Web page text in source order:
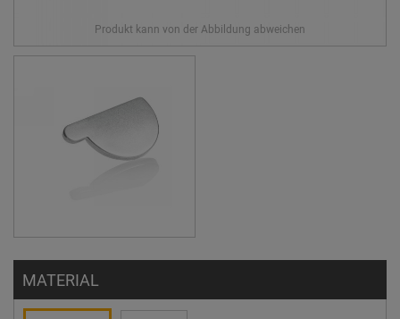
MATERIAL